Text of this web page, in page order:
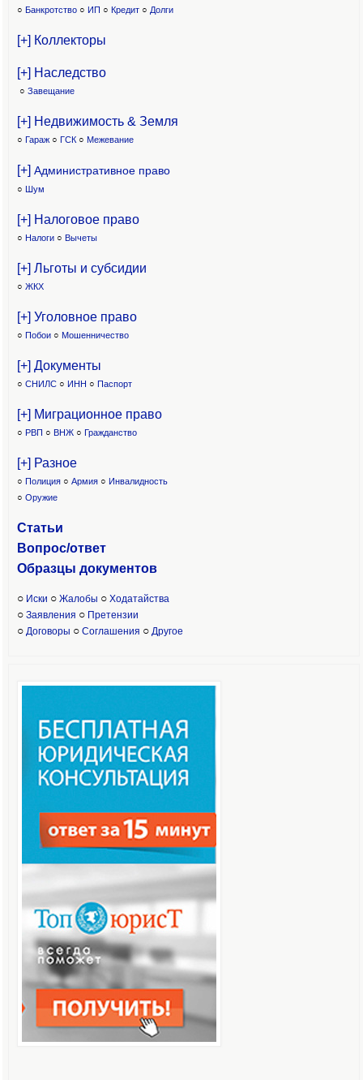
○ Банкротство ○ ИП ○ Кредит ○ Долги
[+] Коллекторы
[+] Наследство
○ Завещание
[+] Недвижимость & Земля
○ Гараж ○ ГСК ○ Межевание
[+] Административное право
○ Шум
[+] Налоговое право
○ Налоги ○ Вычеты
[+] Льготы и субсидии
○ ЖКХ
[+] Уголовное право
○ Побои ○ Мошенничество
[+] Документы
○ СНИЛС ○ ИНН ○ Паспорт
[+] Миграционное право
○ РВП ○ ВНЖ ○ Гражданство
[+] Разное
○ Полиция ○ Армия ○ Инвалидность
○ Оружие
Статьи
Вопрос/ответ
Образцы документов
○ Иски ○ Жалобы ○ Ходатайства
○ Заявления ○ Претензии
○ Договоры ○ Соглашения ○ Другое